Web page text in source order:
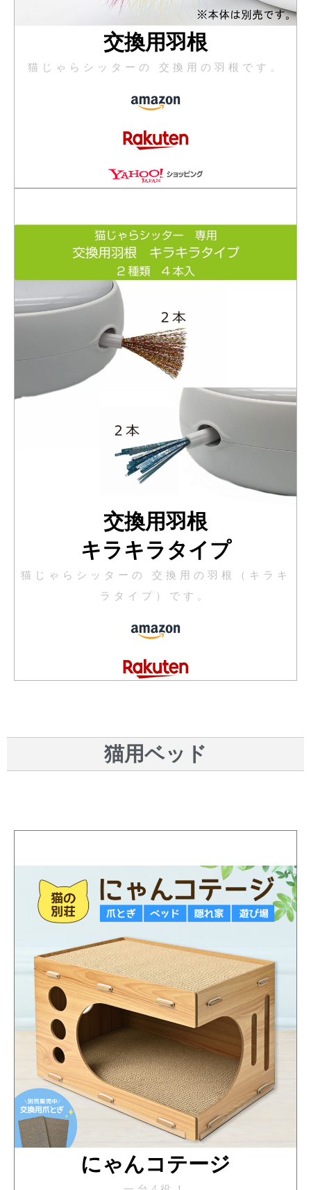
交換用羽根
猫じゃらシッターの 交換用の羽根です。
交換用羽根
キラキラタイプ
猫じゃらシッターの 交換用の羽根（キラキ
ラタイプ）です。
猫用ベッド
にゃんコテージ